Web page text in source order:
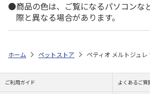
商品の色は、ご覧になるパソコンな
際と異なる場合があります。
ホーム ペットストア ペティオ メルトジュ
ご利用ガイド よくあるご質